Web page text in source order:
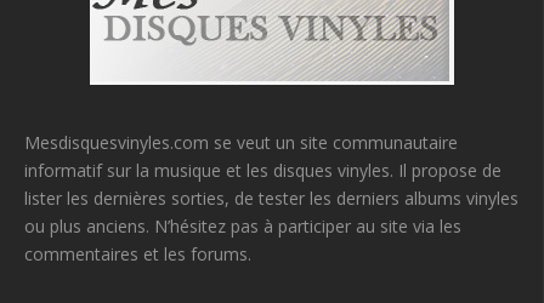
Mesdisquesvinyles.com se veut un site communautaire
informatif sur la musique et les disques vinyles. Il propose de
lister les dernières sorties, de tester les derniers albums vinyles
ou plus anciens. N’hésitez pas à participer au site via les
commentaires et les forums.